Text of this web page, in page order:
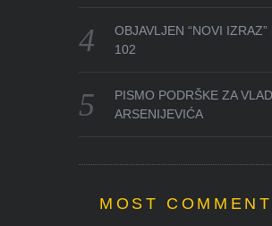
OBJAVLJEN “NOVI
102
PISMO PODRŠKE ZA
ARSENIJEVIĆA
MOST